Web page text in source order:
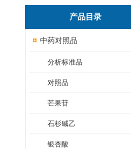
产品目录
中药对照品
分析标准品
对照品
芒果苷
石杉碱乙
银杏酸